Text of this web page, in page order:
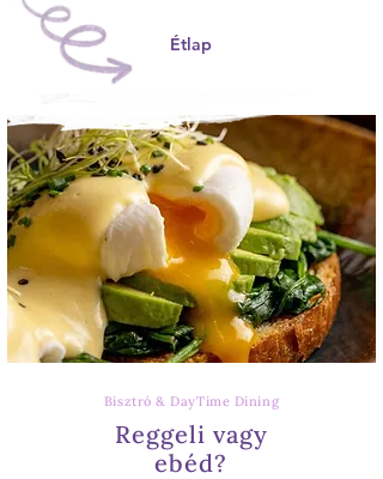
Étlap
Bisztró & DayTime Dining
Reggeli vagy
ebéd?